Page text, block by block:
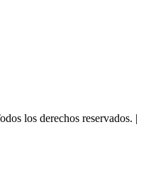
los derechos reservados. |